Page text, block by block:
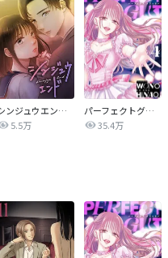
シンジュウエンド【タテヨミ】
5.5万
パーフェクトグリッター
35.4万